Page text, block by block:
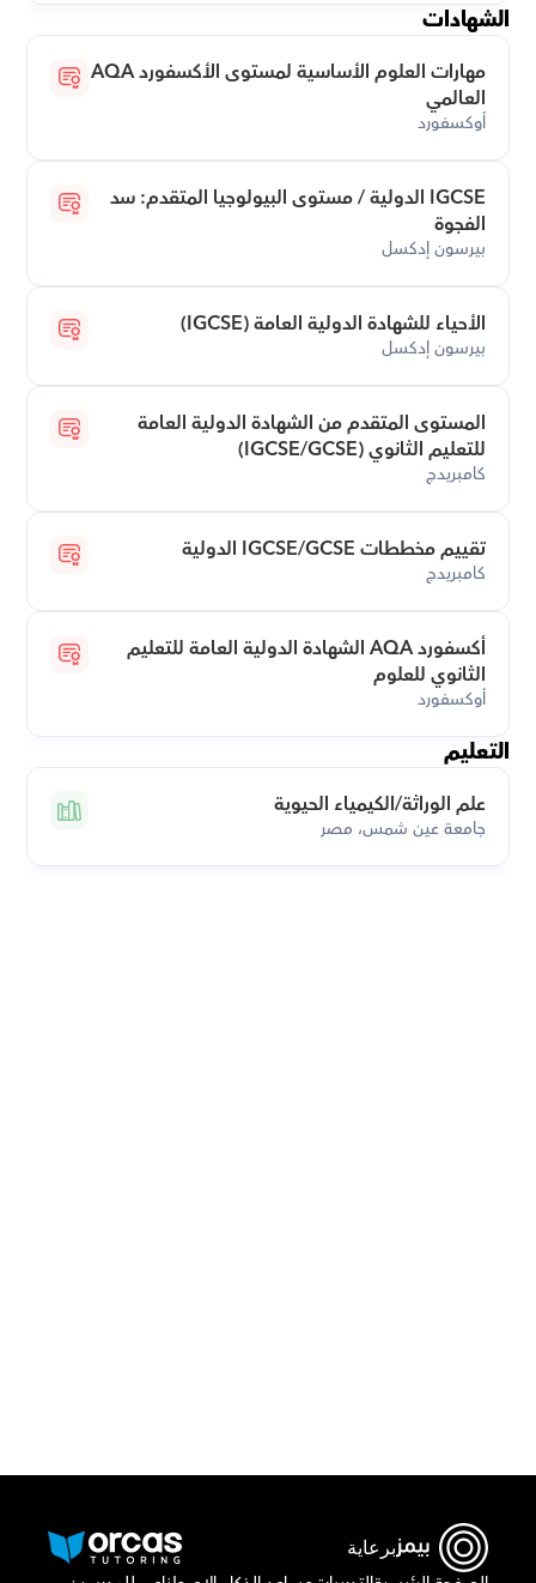
الشهادات
العالمي
أوكسفورد
الفجوة
بيرسون إدكسل
الأحياء للشهادة الدولية العامة (IGCSE)
بيرسون إدكسل
للتعليم الثانوي (IGCSE/GCSE)
كامبريدج
تقييم مخططات IGCSE/GCSE الدولية
كامبريدج
الثانوي للعلوم
أوكسفورد
التعليم
علم الوراثة/الكيمياء الحيوية
جامعة عين شمس، مصر
أو اتصل بنا علي
برعاية